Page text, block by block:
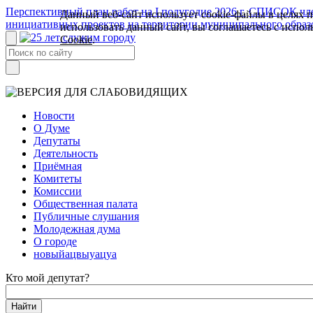
Перспективный план работ на I полугодие 2026 г. СПИСОК
инициативных проектов на территории муниципального
Новости
О Думе
Депутаты
Деятельность
Приёмная
Комитеты
Комиссии
Общественная палата
Публичные слушания
Молодежная дума
О городе
новыйацвыуацуа
Кто мой депутат?
Данный веб-сайт использует cookie-файлы в целях
использовать данный сайт, вы соглашаетесь с
Cookie.